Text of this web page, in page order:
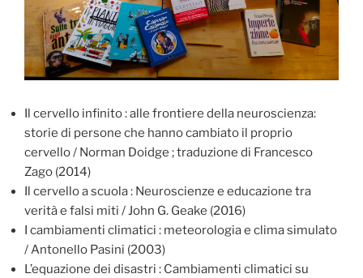
Il cervello infinito : alle frontiere della neuroscienza:
storie di persone che hanno cambiato il proprio
cervello / Norman Doidge ; traduzione di Francesco
Zago (2014)
Il cervello a scuola : Neuroscienze e educazione tra
verità e falsi miti / John G. Geake (2016)
I cambiamenti climatici : meteorologia e clima simulato
/ Antonello Pasini (2003)
L’equazione dei disastri : Cambiamenti climatici su